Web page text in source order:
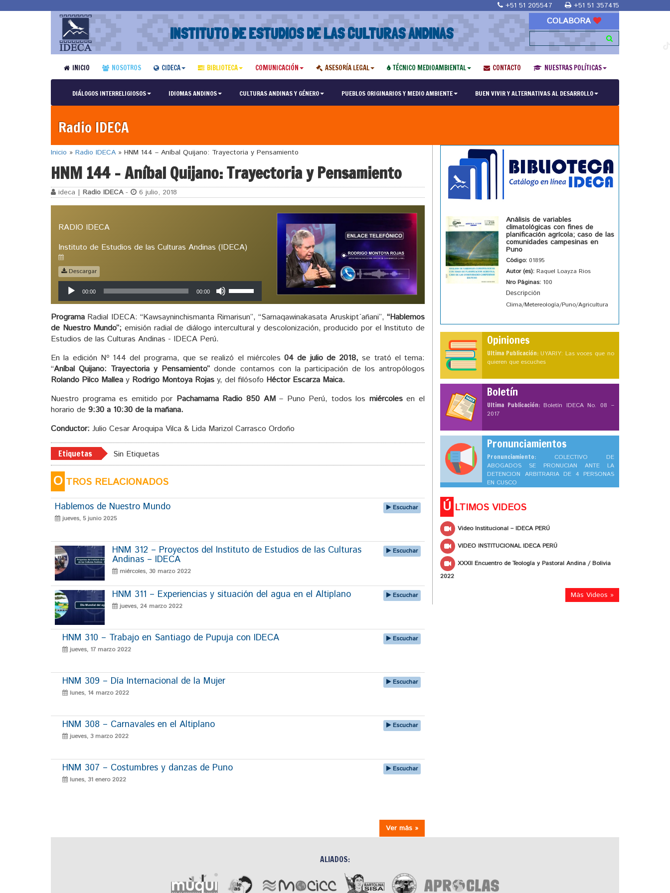
+51 51 205547 +51 51 357415
INSTITUTO DE ESTUDIOS DE LAS CULTURAS ANDINAS
COLABORA
INICIO NOSOTROS CIDECA BIBLIOTECA COMUNICACIÓN ASESORÍA LEGAL TÉCNICO MEDIOAMBIENTAL CONTACTO NUESTRAS POLÍTICAS
DIÁLOGOS INTERRELIGIOSOS IDIOMAS ANDINOS CULTURAS ANDINAS Y GÉNERO PUEBLOS ORIGINARIOS Y MEDIO AMBIENTE BUEN VIVIR Y ALTERNATIVAS AL DESARROLLO
Radio IDECA
Inicio » Radio IDECA » HNM 144 – Aníbal Quijano: Trayectoria y Pensamiento
HNM 144 – Aníbal Quijano: Trayectoria y Pensamiento
ideca | Radio IDECA- 6 julio, 2018
RADIO IDECA
Instituto de Estudios de las Culturas Andinas (IDECA)
Descargar
Reproductor
de
audio
00:00 00:00
de
flecha
aumentar
o
disminuir
el
Programa Radial IDECA: “Kawsayninchismanta Rimarisun”, “Sarnaqawinakasata Aruskipt´añani”,“Hablemos
de Nuestro Mundo”; emisión radial de diálogo intercultural y descolonización, producido por el Instituto de
Estudios de las Culturas Andinas - IDECA Perú.
En la edición Nº 144 del programa, que se realizó el miércoles 04 de julio de 2018, se trató el tema:
“Aníbal Quijano: Trayectoria y Pensamiento”donde contamos con la participación de los antropólogos
Rolando Pilco Mallea y Rodrigo Montoya Rojas y, del filósofo Héctor Escarza Maica.
Nuestro programa es emitido por Pachamama Radio 850 AM– Puno Perú, todos los miércolesen el
horario de 9:30 a 10:30 de la mañana.
Conductor: Julio Cesar Aroquipa Vilca & Lida Marizol Carrasco Ordoño
Etiquetas Sin Etiquetas
O TROS RELACIONADOS
Hablemos de Nuestro Mundo
jueves, 5 junio 2025
Escuchar
HNM 312 – Proyectos del Instituto de Estudios de las Culturas
Andinas – IDECA
miércoles, 30 marzo 2022
Escuchar
HNM 311 – Experiencias y situación del agua en el Altiplano
jueves, 24 marzo 2022
Escuchar
HNM 310 – Trabajo en Santiago de Pupuja con IDECA
jueves, 17 marzo 2022
Escuchar
HNM 309 – Día Internacional de la Mujer
lunes, 14 marzo 2022
Escuchar
HNM 308 – Carnavales en el Altiplano
jueves, 3 marzo 2022
Escuchar
HNM 307 – Costumbres y danzas de Puno
lunes, 31 enero 2022
Escuchar
Ver más »
Análisis de variables
climatológicas con fines de
planificación agrícola; caso de las
comunidades campesinas en
Puno
Código: 01895
Autor (es): Raquel Loayza Rios
Nro Páginas: 100
Descripción
Clima/Metereología/Puno/Agricultura
Opiniones
Ultima Publicación: UYARIY: Las voces que no
quieren que escuches
Boletín
Ultima Publicación: Boletín IDECA No. 08 –
2017
Pronunciamientos
Pronunciamiento: COLECTIVO DE
ABOGADOS SE PRONUCIAN ANTE LA
DETENCION ARBITRARIA DE 4 PERSONAS
EN CUSCO
Ú LTIMOS VIDEOS
Video Institucional – IDECA PERÚ
VIDEO INSTITUCIONAL IDECA PERÚ
XXXII Encuentro de Teología y Pastoral Andina / Bolivia
2022
Más Videos »
ALIADOS: